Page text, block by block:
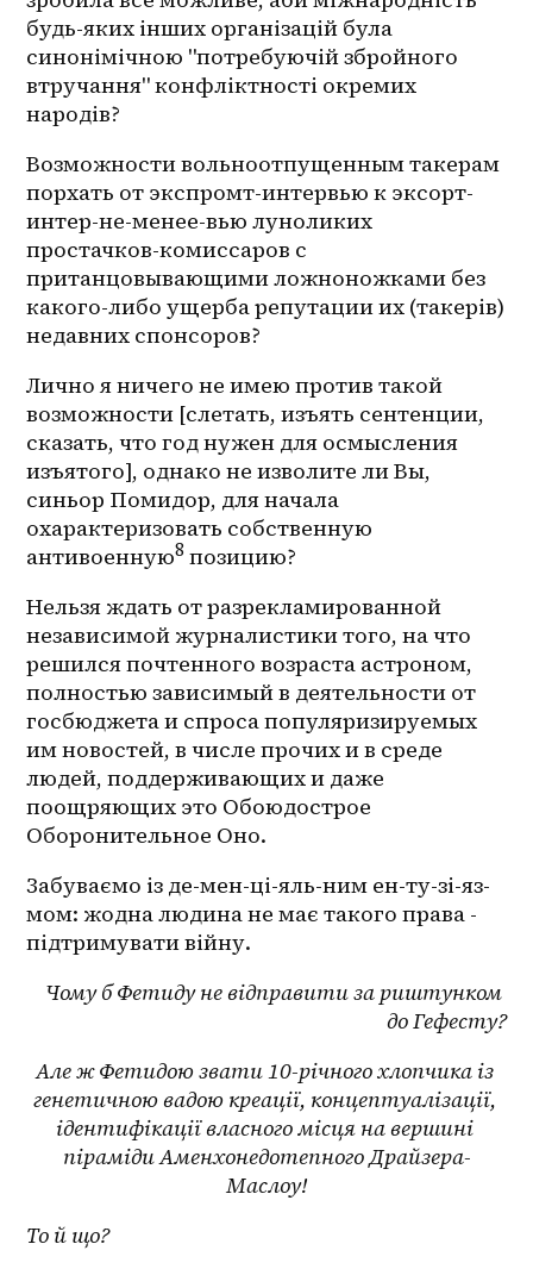
будь-яких інших організацій була
синонімічною "потребуючій збройного
втручання" конфліктності окремих
народів?
Возможности вольноотпущенным такерам
порхать от экспромт-интервью к эксорт-
интер-не-менее-вью луноликих
простачков-комиссаров с
пританцовывающими ложноножками без
какого-либо ущерба репутации их (такерів)
недавних спонсоров?
Лично я ничего не имею против такой
возможности [слетать, изъять сентенции,
сказать, что год нужен для осмысления
изъятого], однако не изволите ли Вы,
синьор Помидор, для начала
охарактеризовать собственную
антивоенную8 позицию?
Нельзя ждать от разрекламированной
независимой журналистики того, на что
решился почтенного возраста астроном,
полностью зависимый в деятельности от
госбюджета и спроса популяризируемых
им новостей, в числе прочих и в среде
людей, поддерживающих и даже
поощряющих это Обоюдострое
Оборонительное Оно.
Забуваємо із де-мен-ці-яль-ним ен-ту-зі-яз-
мом: жодна людина не має такого права -
підтримувати війну.
Чому б Фетиду не відправити за риштунком
до Гефесту?
Але ж Фетидою звати 10-річного хлопчика із
генетичною вадою креації, концептуалізації,
ідентифікації власного місця на вершині
піраміди Аменхонедотепного Драйзера-
Маслоу!
То й що?